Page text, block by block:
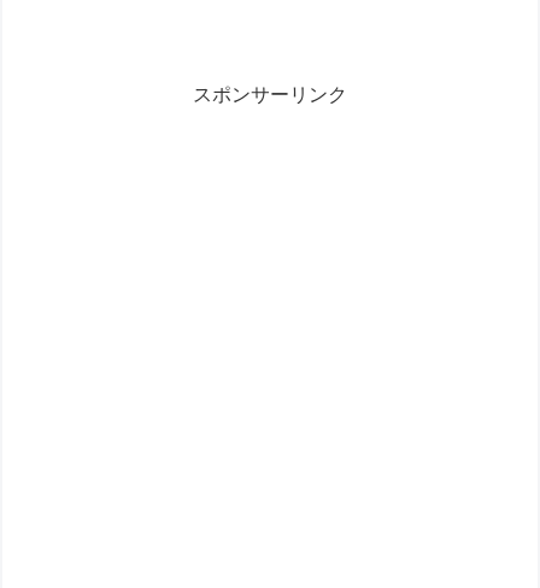
スポンサーリンク